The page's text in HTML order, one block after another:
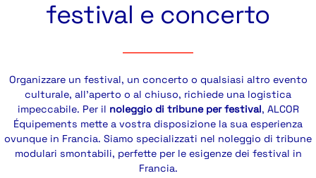
festival e concerto
Organizzare un festival, un concerto o qualsiasi altro evento
culturale, all’aperto o al chiuso, richiede una logistica
impeccabile. Per il noleggio di tribune per festival, ALCOR
Équipements mette a vostra disposizione la sua esperienza
ovunque in Francia. Siamo specializzati nel noleggio di tribune
modulari smontabili, perfette per le esigenze dei festival in
Francia.